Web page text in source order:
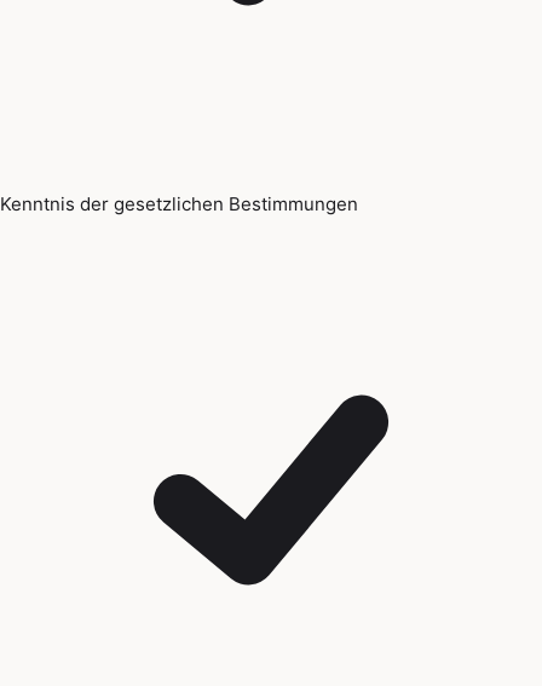
Kenntnis der gesetzlichen Bestimmungen